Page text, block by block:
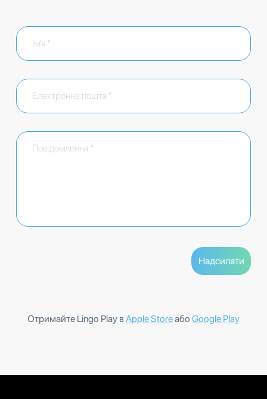
Отримайте Lingo Play в Apple Storeабо Google Play